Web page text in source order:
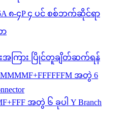
၈-၄P ၄ ပင် စစ်ဘက်ဆိုင်ရာ
အတွဲ ၆ ခုပါ Y Branch